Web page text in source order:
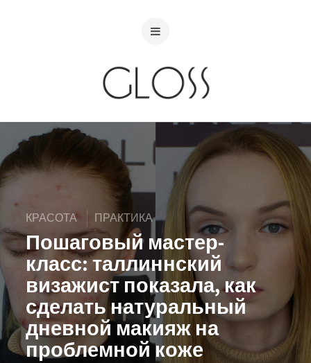
КРАСОТА ПРАКТИКА
Пошаговый мастер-
класс: таллиннский
визажист показала, как
сделать натуральный
дневной макияж на
проблемной коже